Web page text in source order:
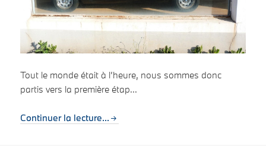
Tout le monde était à l’heure, nous sommes donc
partis vers la première étap...
Continuer la lecture...